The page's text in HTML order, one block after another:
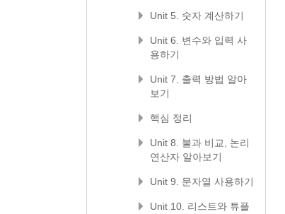
Unit 5. 숫자 계산하기
Unit 6. 변수와 입력 사
용하기
Unit 7. 출력 방법 알아
보기
핵심 정리
Unit 8. 불과 비교, 논리
연산자 알아보기
Unit 9. 문자열 사용하기
Unit 10. 리스트와 튜플